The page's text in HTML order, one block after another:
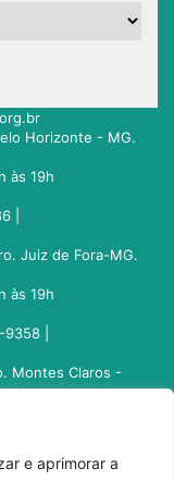
e aprimorar a
Horizonte - MG.
às 19h
|
Juiz de Fora-MG.
às 19h
|
Montes Claros -